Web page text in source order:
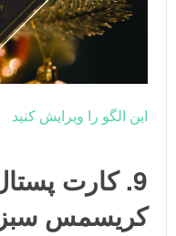
این الگو را ویرایش کنید
9. کارت
کریسمس سبز